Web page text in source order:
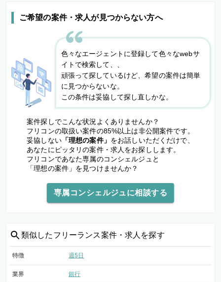
ご希望の案件・求人が見つからない方へ
色々なエージェントに登録して色々なwebサ
イトで検索して、、
頑張って探しているけど、希望の案件は簡単
に見つからないな。
この条件は妥協して探し直しかな。
案件探しでこんな状況よくありませんか？
フリコンの取扱い案件の85%以上は非公開案件です。
妥協しない「理想の案件」 をお話しいただくだけで、
あなたにピッタリの案件・求人をお探しします。
フリコンであなた専属のコンシェルジュと
「理想の案件」を見つけませんか？
専属コンシェルジュに相談する
類似した フリーランス案件・求人を探す
特徴 週5日
業界 銀行